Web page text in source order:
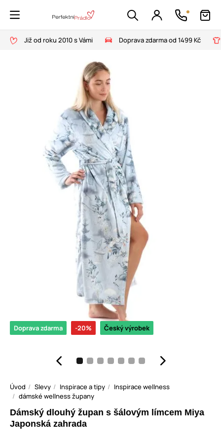
Již od roku 2010 s Vámi Doprava zdarma od 1499 Kč
Doprava zdarma -20% Český výrobek
Úvod Slevy Inspirace a tipy
Inspirace wellness
dámské wellness župany
Dámský dlouhý župan s šálovým límcem Miya
Japonská zahrada